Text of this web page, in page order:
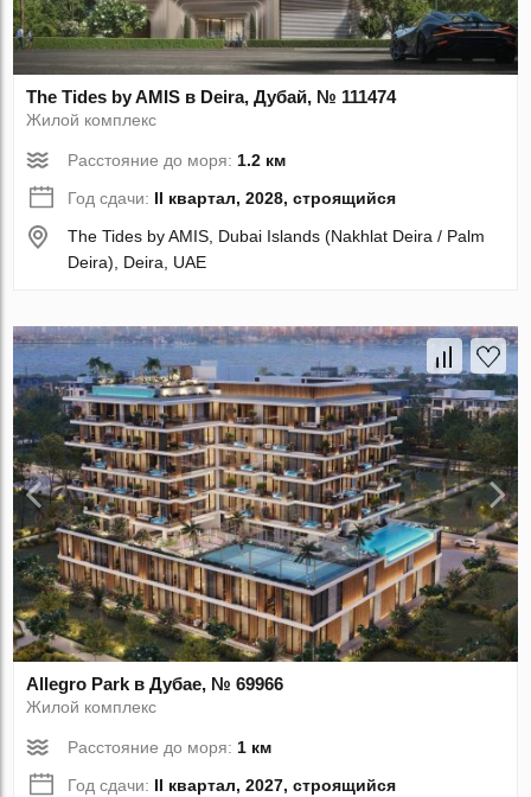
The Tides by AMIS в Deira, Дубай, № 111474
Жилой комплекс
Расстояние до моря: 1.2 км
Год сдачи: II квартал, 2028, строящийся
The Tides by AMIS, Dubai Islands (Nakhlat Deira / Palm
Deira), Deira, UAE
Allegro Park в Дубае, № 69966
Жилой комплекс
Расстояние до моря:1 км
Год сдачи: II квартал, 2027, строящийся